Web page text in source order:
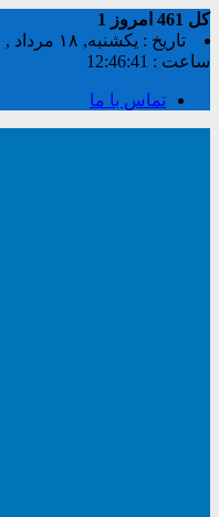
کل امروز
1
تاریخ : یکشنبه, ۱۸ مرداد , ۱۴۰۵
ساعت : 12:46:41
تماس با ما